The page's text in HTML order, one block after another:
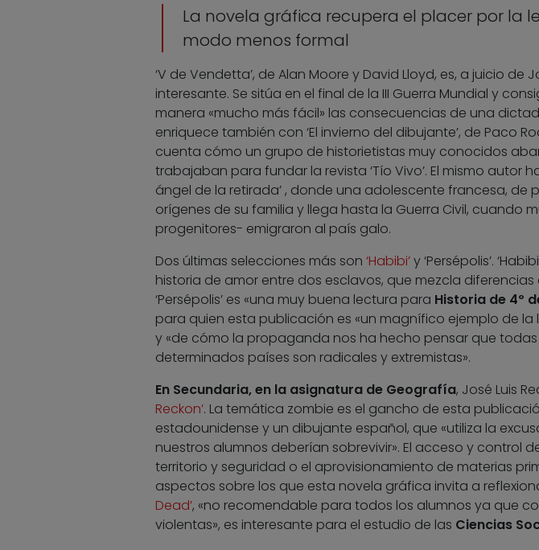
La novela gráfica recupera el placer por la
modo menos formal
‘V de Vendetta’, de Alan Moore y David Lloyd, es, a juicio de
interesante. Se sitúa en el final de la III Guerra Mundial y
manera «mucho más fácil» las consecuencias de una
enriquece también con ‘El invierno del dibujante’, de Paco
cuenta cómo un grupo de historietistas muy conocidos
trabajaban para fundar la revista ‘Tío Vivo’. El mismo autor
ángel de la retirada’ , donde una adolescente francesa, de
orígenes de su familia y llega hasta la Guerra Civil, cuando
progenitores- emigraron al país galo.
Dos últimas selecciones más son ‘Habibi’y ‘Persépolis’.
historia de amor entre dos esclavos, que mezcla diferencias
‘Persépolis’ es «una muy buena lectura para Historia de 4º
para quien esta publicación es «un magnífico ejemplo de la
y «de cómo la propaganda nos ha hecho pensar que
determinados países son radicales y extremistas».
En Secundaria, en la asignatura de Geografía, José Luis
Reckon’. La temática zombie es el gancho de esta
estadounidense y un dibujante español, que «utiliza la
nuestros alumnos deberían sobrevivir». El acceso y control
territorio y seguridad o el aprovisionamiento de materias
aspectos sobre los que esta novela gráfica invita a
Dead’, «no recomendable para todos los alumnos ya que
violentas», es interesante para el estudio de las Ciencias